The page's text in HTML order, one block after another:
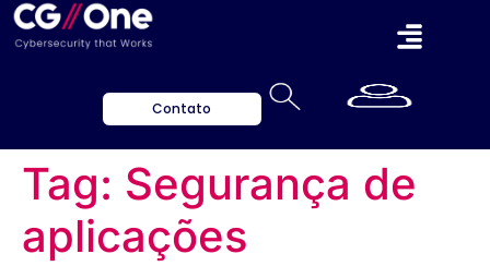
Contato
Tag: Segurança de
aplicações